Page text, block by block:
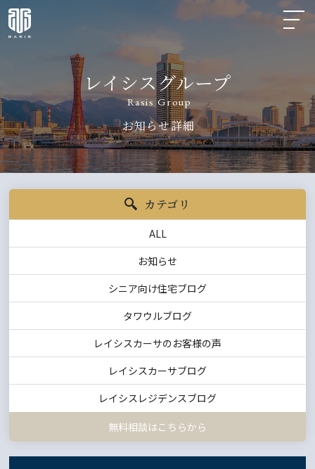
レイシスグループ
Rasis Group
お知らせ詳細
カテゴリ
ALL
お知らせ
シニア向け住宅ブログ
タワウルブログ
レイシスカーサのお客様の声
レイシスカーサブログ
レイシスレジデンスブログ
無料相談はこちらから